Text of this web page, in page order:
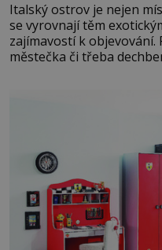
Italský ostrov je nejen
se vyrovnají těm
zajímavostí k objevování.
městečka či třeba
bohatou historií i